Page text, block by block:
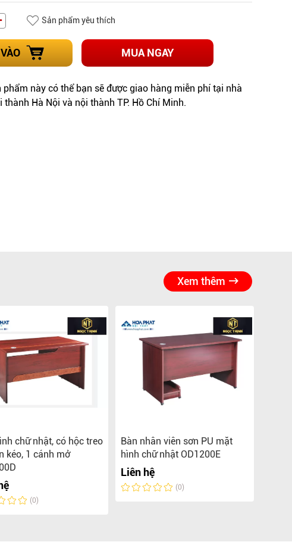
Sản phẩm yêu thích
MUA NGAY
phẩm này có thể bạn sẽ được giao hàng miễn phí tại nhà
thành Hà Nội và nội thành TP. Hồ Chí Minh.
Xem thêm
chữ nhật, có hộc treo
kéo, 1 cánh mở
(0)
Bàn nhân viên sơn PU mặt
hình chữ nhật OD1200E
Liên hệ
(0)